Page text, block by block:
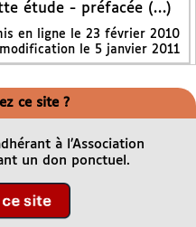
étude - préfacée (…)
en ligne le 23 février 2010
le 5 janvier 2011
ce site ?
à l’Association
un don ponctuel.